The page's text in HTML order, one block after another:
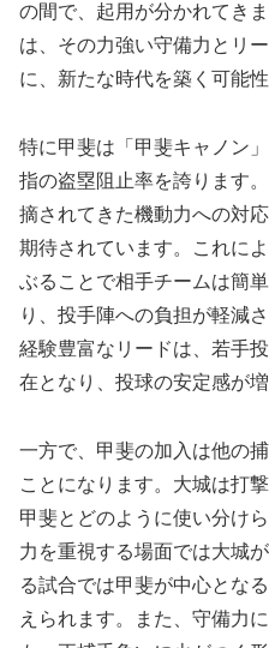
の間で、起用が分かれてき
は、その力強い守備力とリ
に、新たな時代を築く可能
特に甲斐は「甲斐キャノン
指の盗塁阻止率を誇ります
摘されてきた機動力への対
期待されています。これに
ぶることで相手チームは簡
り、投手陣への負担が軽減
経験豊富なリードは、若手
在となり、投球の安定感が
一方で、甲斐の加入は他の
ことになります。大城は打
甲斐とどのように使い分け
力を重視する場面では大城
る試合では甲斐が中心とな
えられます。また、守備力